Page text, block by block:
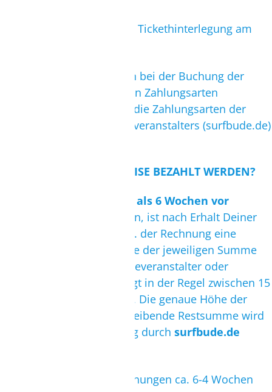
Bar bzw. per EC-Karte bei Tickethinterlegung am
Generell werden Dir schon bei der Buchung der
Reise die jeweils möglichen Zahlungsarten
mitgeteilt. Zusätzlich sind die Zahlungsarten der
AGBs des jeweiligen Reiseveranstalters (surfbude.de)
BIS WANN MUSS EINE REISE BEZAHLT WERDEN?
die mehr als 6 Wochen vor
Reiseantritt getätigt werden, ist nach Erhalt Deiner
Buchungsbestätigung bzw. der Rechnung eine
fällig. Die Höhe der jeweiligen Summe
richtet sich nach dem Reiseveranstalter oder
Leistungsträger und beträgt in der Regel zwischen 15
und 40% des Reisepreises. Die genaue Höhe der
Anzahlung sowie die verbleibende Restsumme wird
Dir nach der Reisebuchung durch surfbude.de
Üblicherweise sind Restzahungen ca. 6-4 Wochen